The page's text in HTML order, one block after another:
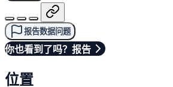
报告数据问题
你也看到了吗？报告
位置